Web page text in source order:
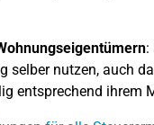
:
selber nutzen, auch
entsprechend ihrem